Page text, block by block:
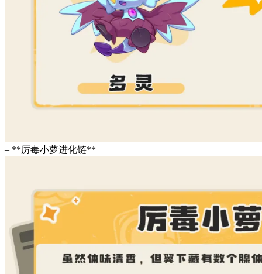
– **厉毒小萝进化链**